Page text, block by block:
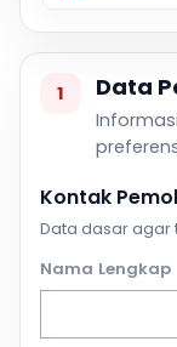
1 Data
Kontak
Data dasar agar
Nama Lengkap